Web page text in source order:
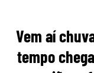
Vem aí
tempo